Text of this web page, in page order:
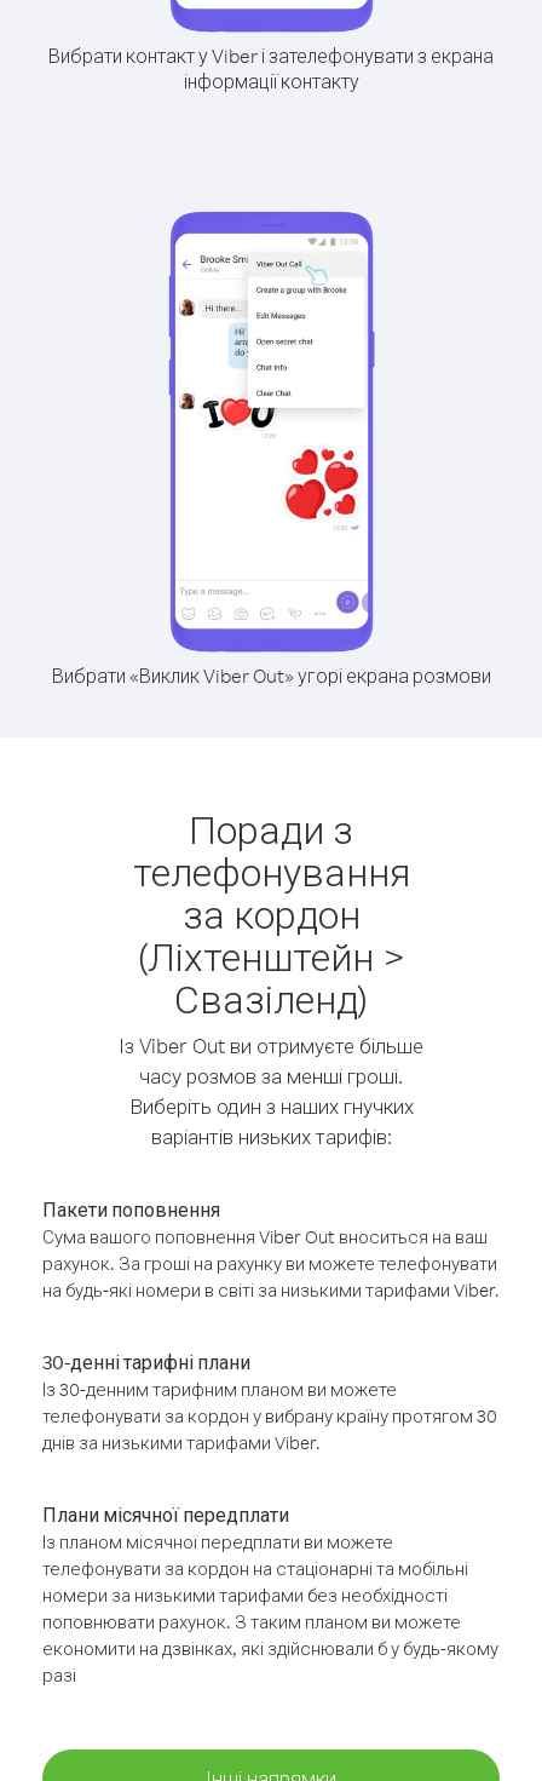
Вибрати контакт у Viber і зателефонувати з екрана
інформації контакту
Вибрати «Виклик Viber Out» угорі екрана розмови
Поради з
телефонування
за кордон
(Ліхтенштейн >
Свазіленд)
Із Viber Out ви отримуєте більше
часу розмов за менші гроші.
Виберіть один з наших гнучких
варіантів низьких тарифів:
Пакети поповнення
Сума вашого поповнення Viber Out вноситься на ваш
рахунок. За гроші на рахунку ви можете телефонувати
на будь-які номери в світі за низькими тарифами Viber.
30-денні тарифні плани
Із 30-денним тарифним планом ви можете
телефонувати за кордон у вибрану країну протягом 30
днів за низькими тарифами Viber.
Плани місячної передплати
Із планом місячної передплати ви можете
телефонувати за кордон на стаціонарні та мобільні
номери за низькими тарифами без необхідності
поповнювати рахунок. З таким планом ви можете
економити на дзвінках, які здійснювали б у будь-якому
разі